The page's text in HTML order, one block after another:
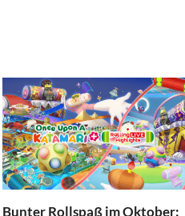
Bunter Rollspaß im Oktober: